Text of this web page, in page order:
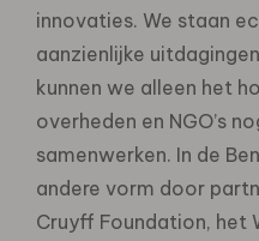
innovaties. We staan
aanzienlijke
kunnen we alleen het
overheden en NGO’s
samenwerken. In de
andere vorm door
Cruyff Foundation, het